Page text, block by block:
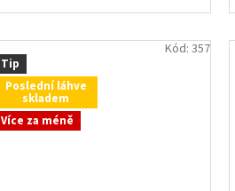
Tip
Poslední láhve
skladem
Více za méně
Kód: 357